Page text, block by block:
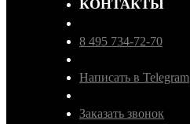
КОНТАКТЫ
8 495 734-72-70
Написать в Telegram
Заказать звонок